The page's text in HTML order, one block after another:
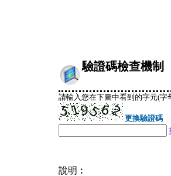
驗證碼檢查機制
請輸入您在下圖中看到的字元(字
更換驗證碼
說明︰